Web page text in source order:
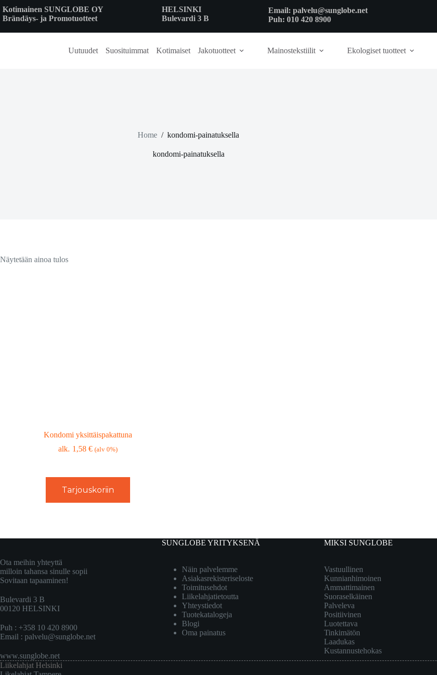
to
content
Kotimainen SUNGLOBE OY
Brändäys- ja Promotuotteet
HELSINKI
Bulevardi 3 B
Email: palvelu@sunglobe.net
Puh: 010 420 8900
Uutuudet Suosituimmat Kotimaiset Jakotuotteet Mainostekstiilit Ekologiset tuotteet
Home / kondomi-painatuksella
kondomi-painatuksella
Näytetään ainoa tulos
Kondomi yksittäispakattuna
1,58 € (alv 0%)
Tarjouskoriin
Ota meihin yhteyttä
milloin tahansa sinulle sopii
Sovitaan tapaaminen!
Bulevardi 3 B
00120 HELSINKI
Puh : +358 10 420 8900
Email : palvelu@sunglobe.net
www.sunglobe.net
SUNGLOBE YRITYKSENÄ
Näin palvelemme
Asiakasrekisteriseloste
Toimitusehdot
Liikelahjatietoutta
Yhteystiedot
Tuotekatalogeja
Blogi
Oma painatus
MIKSI SUNGLOBE
Vastuullinen
Kunnianhimoinen
Ammattimainen
Suoraselkäinen
Palveleva
Positiivinen
Luotettava
Tinkimätön
Laadukas
Kustannustehokas
Liikelahjat Helsinki